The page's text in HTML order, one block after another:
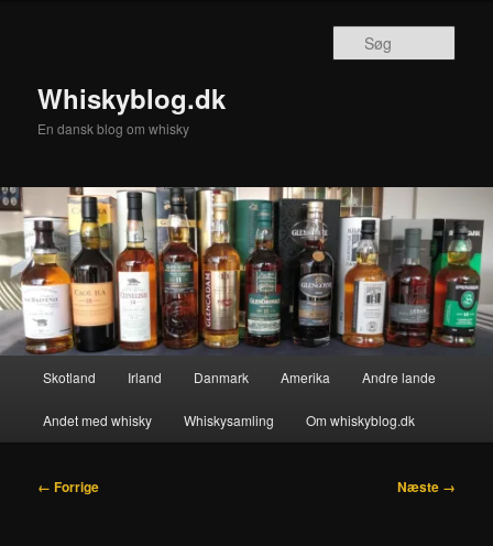
Whiskyblog.dk
En dansk blog om whisky
Skotland Irland Danmark Amerika Andre lande
Andet med whisky Whiskysamling Om whiskyblog.dk
Billednavigation
← Forrige Næste →